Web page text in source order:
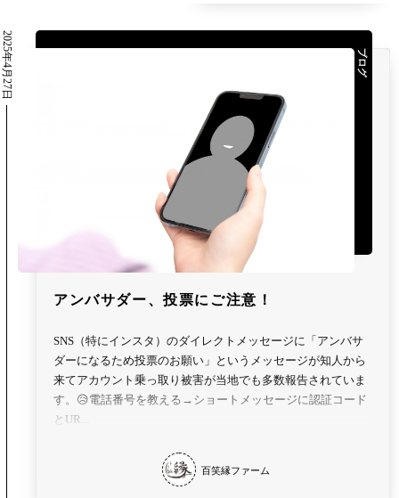
ブログ
アンバサダー、投票にご注意！
SNS（特にインスタ）のダイレクトメッセージに「アンバサ
ダーになるため投票のお願い」というメッセージが知人から
来てアカウント乗っ取り被害が当地でも多数報告されていま
す。😥電話番号を教える→ショートメッセージに認証コード
とUR...
百笑縁ファーム
2025年4月27日